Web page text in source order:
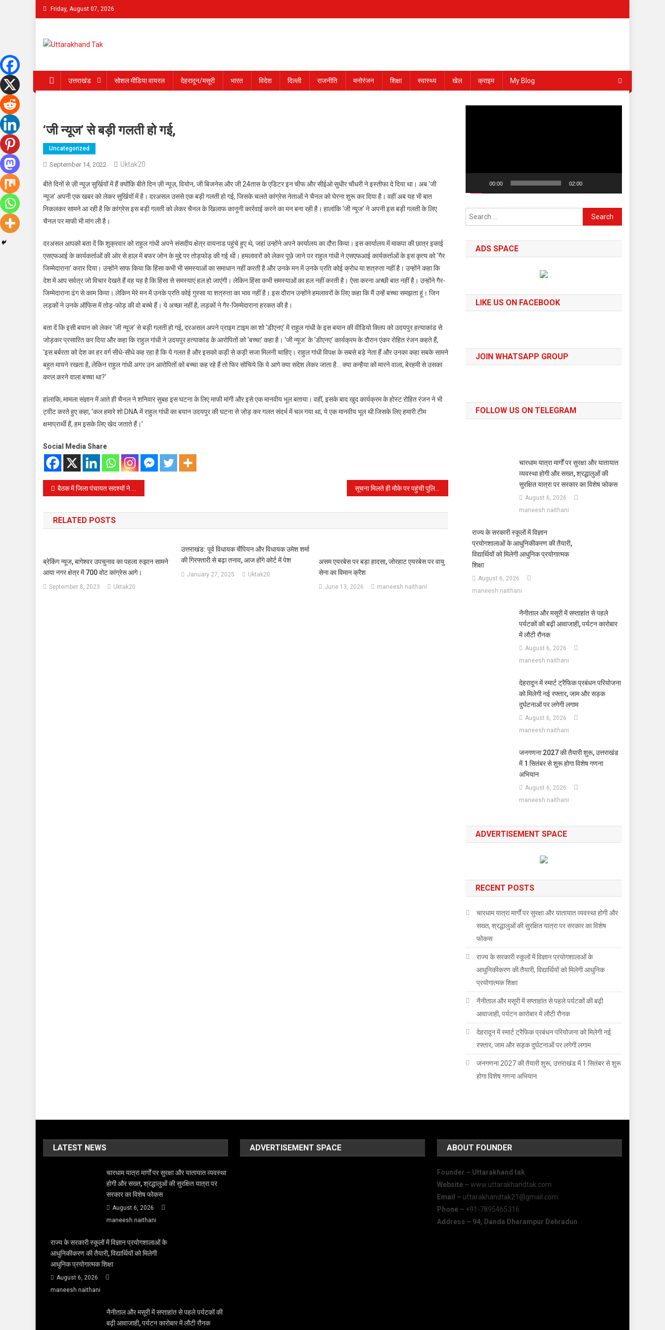
Skip
to
Friday, August 07, 2026
उत्तराखंड सोशल मीडिया वायरल देहरादून/मसूरी भारत विदेश दिल्ली राजनीति मनोरंजन शिक्षा स्वास्थ्य खेल क्राइम My Blog
‘जी न्यूज’ से बड़ी गलती हो गई,
Uncategorized
September 14, 2022 Uktak20
बीते दिनों से ज़ी न्यूज़ सुर्खियों में हैं क्योंकि बीते दिन ज़ी न्यूज़, वियोन, जी बिजनेस और जी 24तास के एडिटर इन चीफ और सीईओ सुधीर चौधरी ने इस्तीफा दे दिया था। अब ‘जी
न्यूज’ अपनी एक खबर को लेकर सुर्खियों में है। दरअसल उससे एक बड़ी गलती हो गई, जिसके चलते कांग्रेस नेताओं ने चैनल को घेरना शुरू कर दिया है। वहीं अब यह भी बात
निकलकर सामने आ रही है कि कांग्रेस इस बड़ी गलती को लेकर चैनल के खिलाफ कानूनी कार्रवाई करने का मन बना रही है। हालांकि ‘जी न्यूज’ ने अपनी इस बड़ी गलती के लिए
चैनल पर माफी भी मांग ली है।
दरअसल आपको बता दें कि शुक्रवार को राहुल गांधी अपने संसदीय क्षेत्र वायनाड पहुंचे हुए थे, जहां उन्होंने अपने कार्यालय का दौरा किया। इस कार्यालय में माकपा की छात्र इकाई
एसएफआई के कार्यकर्ताओं की ओर से हाल में बफर जोन के मुद्दे पर तोड़फोड़ की गई थी। हमलावरों को लेकर पूछे जाने पर राहुल गांधी ने एसएफआई कार्यकर्ताओं के इस कृत्य को ‘गैर
जिम्मेदाराना’ करार दिया। उन्होंने साफ किया कि हिंसा कभी भी समस्याओं का समाधान नहीं करती है और उनके मन में उनके प्रति कोई क्रोध या शत्रुता नहीं है। उन्होंने कहा कि
देश में आप सर्वत्र जो विचार देखते हैं वह यह है कि हिंसा से समस्याएं हल हो जाएंगी। लेकिन हिंसा कभी समस्याओं का हल नहीं करती है। ऐसा करना अच्छी बात नहीं है। उन्होंने गैर-
जिम्मेदाराना ढंग से काम किया। लेकिन मेरे मन में उनके प्रति कोई गुस्सा या शत्रुता का भाव नहीं है। इस दौरान उन्होंने हमलावरों के लिए कहा कि मैं उन्हें बच्चा समझता हूं। जिन
लड़कों ने उनके ऑफिस में तोड़-फोड़ की वो बच्चे हैं। ये अच्छा नहीं है, लड़कों ने गैर-जिम्मेदाराना हरकत की है।
बता दें कि इसी बयान को लेकर ‘जी न्यूज’ से बड़ी गलती हो गई, दरअसल अपने प्राइम टाइम का शो ‘डीएनए’ में राहुल गांधी के इस बयान की वीडियो क्लिप को उदयपुर हत्याकांड से
जोड़कर प्रसारित कर दिया और कहा कि राहुल गांधी ने उदयपुर हत्याकांड के आरोपितों को ‘बच्चा’ कहा है। ‘जी न्यूज’ के ‘डीएनए’ कार्यक्रम के दौरान एंकर रोहित रंजन कहते हैं,
‘इस बर्बरता को देश का हर वर्ग सीधे-सीधे कह रहा है कि ये गलत है और इसको कड़ी से कड़ी सजा मिलनी चाहिए। राहुल गांधी विपक्ष के सबसे बड़े नेता हैं और उनका कहा सबके सामने
बहुत मायने रखता है, लेकिन राहुल गांधी अगर उन आरोपितों को बच्चा कह रहे हैं तो फिर सोचिये कि ये आगे क्या संदेश लेकर जाता है… क्या कन्हैया को मारने वाला, बेरहमी से उसका
कत्ल करने वाला बच्चा था?’
हांलाकि, मामला संज्ञान में आते ही चैनल ने शनिवार सुबह इस घटना के लिए माफी मांगी और इसे एक मानवीय भूल बताया। वहीं, इसके बाद खुद कार्यक्रम के होस्ट रोहित रंजन ने भी
ट्वीट करते हुए कहा, ‘कल हमारे शो DNA में राहुल गांधी का बयान उदयपुर की घटना से जोड़ कर गलत संदर्भ में चल गया था, ये एक मानवीय भूल थी जिसके लिए हमारी टीम
क्षमाप्रार्थी हैं, हम इसके लिए खेद जताते हैं।’
Social Media Share
Post
navigation
बैठक में जिला पंचायत सदश्यों ने अपने, अपने क्षेत्र में लचर स्वास्थ्य सुविधाओं पर सभागृह का ध्यान आकृष्ट किया. सूचना मिलते ही मौके पर पहुंची पुलिस ने रेस्क्यू कार्य शुरू किया लेकिन दोनों को बचाया नहीं जा सका।
RELATED POSTS
ब्रेकिंग न्यूज, बागेश्वर उपचुनाव का पहला रुझान सामने
आया नगर क्षेत्र में 700 वोट कांग्रेस आगे।
September 8, 2023 Uktak20
उत्तराखंड: पूर्व विधायक चैंपियन और विधायक उमेश शर्मा
की गिरफ्तारी से बढ़ा तनाव, आज होंगे कोर्ट में पेश
January 27, 2025 Uktak20
असम एयरबेस पर बड़ा हादसा, जोरहाट एयरबेस पर वायु
सेना का विमान क्रैश
June 13, 2026 maneesh naithani
00:00 02:00
Search
for:
ADS SPACE
LIKE US ON FACEBOOK
JOIN WHATSAPP GROUP
FOLLOW US ON TELEGRAM
चारधाम यात्रा मार्गों पर सुरक्षा और यातायात
व्यवस्था होगी और सख्त, श्रद्धालुओं की
सुरक्षित यात्रा पर सरकार का विशेष फोकस
August 6, 2026
maneesh naithani
राज्य के सरकारी स्कूलों में विज्ञान
प्रयोगशालाओं के आधुनिकीकरण की तैयारी,
विद्यार्थियों को मिलेगी आधुनिक प्रयोगात्मक
शिक्षा
August 6, 2026
maneesh naithani
नैनीताल और मसूरी में सप्ताहांत से पहले
पर्यटकों की बढ़ी आवाजाही, पर्यटन कारोबार
में लौटी रौनक
August 6, 2026
maneesh naithani
देहरादून में स्मार्ट ट्रैफिक प्रबंधन परियोजना
को मिलेगी नई रफ्तार, जाम और सड़क
दुर्घटनाओं पर लगेगी लगाम
August 6, 2026
maneesh naithani
जनगणना 2027 की तैयारी शुरू, उत्तराखंड
में 1 सितंबर से शुरू होगा विशेष गणना
अभियान
August 6, 2026
maneesh naithani
ADVERTISEMENT SPACE
RECENT POSTS
चारधाम यात्रा मार्गों पर सुरक्षा और यातायात व्यवस्था होगी और
सख्त, श्रद्धालुओं की सुरक्षित यात्रा पर सरकार का विशेष
फोकस
राज्य के सरकारी स्कूलों में विज्ञान प्रयोगशालाओं के
आधुनिकीकरण की तैयारी, विद्यार्थियों को मिलेगी आधुनिक
प्रयोगात्मक शिक्षा
नैनीताल और मसूरी में सप्ताहांत से पहले पर्यटकों की बढ़ी
आवाजाही, पर्यटन कारोबार में लौटी रौनक
देहरादून में स्मार्ट ट्रैफिक प्रबंधन परियोजना को मिलेगी नई
रफ्तार, जाम और सड़क दुर्घटनाओं पर लगेगी लगाम
जनगणना 2027 की तैयारी शुरू, उत्तराखंड में 1 सितंबर से शुरू
होगा विशेष गणना अभियान
LATEST NEWS
चारधाम यात्रा मार्गों पर सुरक्षा और यातायात व्यवस्था
होगी और सख्त, श्रद्धालुओं की सुरक्षित यात्रा पर
सरकार का विशेष फोकस
August 6, 2026
maneesh naithani
राज्य के सरकारी स्कूलों में विज्ञान प्रयोगशालाओं के
आधुनिकीकरण की तैयारी, विद्यार्थियों को मिलेगी
आधुनिक प्रयोगात्मक शिक्षा
August 6, 2026
maneesh naithani
नैनीताल और मसूरी में सप्ताहांत से पहले पर्यटकों की
बढ़ी आवाजाही, पर्यटन कारोबार में लौटी रौनक
ADVERTISEMENT SPACE ABOUT FOUNDER
Founder – Uttarakhand tak
Website – www.uttarakhandtak.com
Email – uttarakhandtak21@gmail.com
Phone – +91-7895465316
Address – 94, Danda Dharampur Dehradun